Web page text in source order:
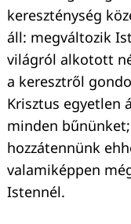
kereszténység
áll: megváltozik
világról alkotott
a keresztről
Krisztus egyetlen
minden
hozzátennünk
valamiképpen
Istennél.